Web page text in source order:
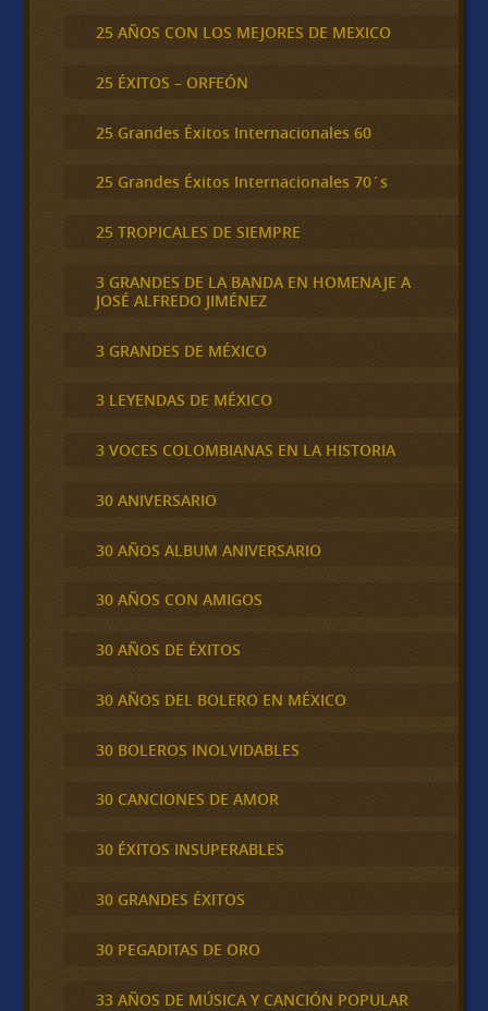
25 AÑOS CON LOS MEJORES DE MEXICO
25 ÉXITOS – ORFEÓN
25 Grandes Éxitos Internacionales 60
25 Grandes Éxitos Internacionales 70´s
25 TROPICALES DE SIEMPRE
3 GRANDES DE LA BANDA EN HOMENAJE A
JOSÉ ALFREDO JIMÉNEZ
3 GRANDES DE MÉXICO
3 LEYENDAS DE MÉXICO
3 VOCES COLOMBIANAS EN LA HISTORIA
30 ANIVERSARIO
30 AÑOS ALBUM ANIVERSARIO
30 AÑOS CON AMIGOS
30 AÑOS DE ÉXITOS
30 AÑOS DEL BOLERO EN MÉXICO
30 BOLEROS INOLVIDABLES
30 CANCIONES DE AMOR
30 ÉXITOS INSUPERABLES
30 GRANDES ÉXITOS
30 PEGADITAS DE ORO
33 AÑOS DE MÚSICA Y CANCIÓN POPULAR